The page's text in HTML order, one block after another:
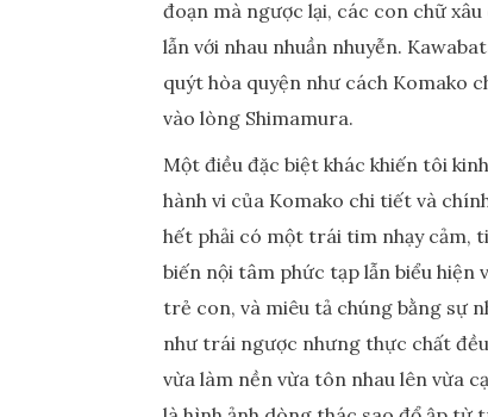
đoạn mà ngược lại, các con chữ
lẫn với nhau nhuần nhuyễn.
quýt hòa quyện như cách Komako
vào lòng Shimamura.
Một điều đặc biệt khác khiến tôi
hành vi của Komako chi tiết và
hết phải có một trái tim nhạy cảm,
biến nội tâm phức tạp lẫn biểu hiện
trẻ con, và miêu tả chúng bằng sự
như trái ngược nhưng thực chất
vừa làm nền vừa tôn nhau lên vừa